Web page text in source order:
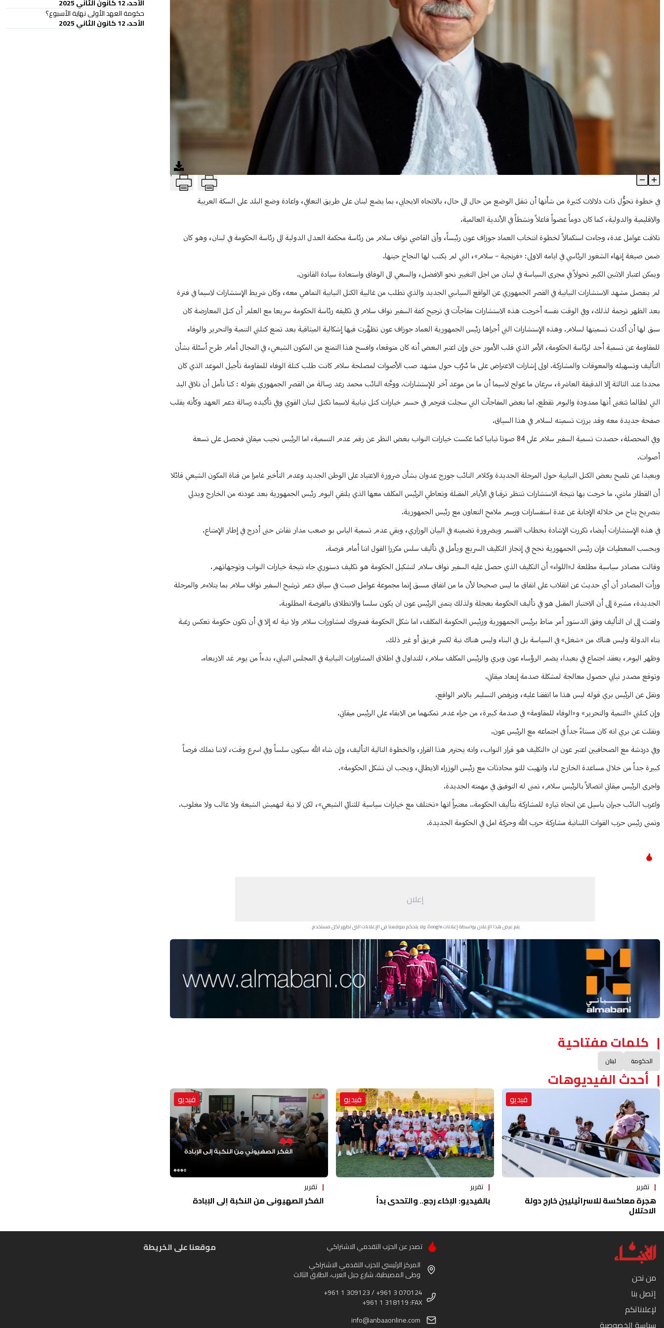
"الإثنين الكبير": نواف سلام رئيساً لحكومة الوفاق والتغيير T
Article Content
في خطوة تحوُّل ذات دلالات كثيرة من شأنها أن تنقل الوضع من حال الى حال، بالاتجاه الايجابي، بما يضع لبنان على طريق التعافي، واعادة وضع البلد على السكة العربية
والاقليمية والدولية، كما كان دوماً عضواً فاعلاً ونشطاً في الأندية العالمية.
تلاقت عوامل عدة، وجاءت استكمالاً لخطوة انتخاب العماد جوزاف عون رئيساً، وأتى القاضي نواف سلام من رئاسة محكمة العدل الدولية الى رئاسة الحكومة في لبنان، وهو كان
ضمن صيغة إنهاء الشغور الرئاسي في ايامه الاولى: «فرنجية – سلام»، التي لم يكتب لها النجاح حينها.
ويمكن اعتبار الاثنين الكبير تحولاً في مجرى السياسة في لبنان من اجل التغيير نحو الافضل، والسعي الى الوفاق واستعادة سيادة القانون.
لم ينفصل مشهد الاستشارات النيابية في القصر الجمهوري عن الواقع السياسي الجديد والذي تطلب من غالبية الكتل النيابية التماهي معه، وكان شريط الإستشارات لاسيما في فترة
بعد الظهر ترجمة لذلك، وفي الوقت نفسه أخرجت هذه الاستشارات مفاجآت في ترجيح كفة السفير نواف سلام في تكليفه رئاسة الحكومة سريعا مع العلم أن كتل المعارضة كان
سبق لها أن أكدت تسميتها لسلام. وهذه الإستشارات التي أجراها رئيس الجمهورية العماد جوزاف عون تظهَّرت فيها إشكالية الميثاقية بعد تمنع كتلتي التنمية والتحرير والوفاء
للمقاومة عن تسمية أحد لرئاسة الحكومة، الأمر الذي قلب الأمور حتى وإن اعتبر البعض أنه كان متوقعا، وافسح هذا التمنع من المكون الشيعي، في المجال أمام طرح أسئلة بشأن
التأليف وتسهيله والمعوقات والمشاركة. اولى إشارات الاعتراض على ما سُرِّب حول مشهد صب الأصوات لمصلحة سلام كانت طلب كتلة الوفاء للمقاومة تأجيل الموعد الذي كان
محددا عند الثالثة إلا الدقيقة العاشرة، سرعان ما عولج لاسيما أن ما من موعد آخر للإستشارات. ووجَّه النائب محمد رعد رسالة من القصر الجمهوري بقوله : كنا نأمل أن نلاقي اليد
التي لطالما تتغنى أنها ممدودة واليوم تقطع. اما بعض المفاجآت التي سجلت فترجم في حسم خيارات كتل نيابية لاسيما تكتل لبنان القوي وفي تأكيده رسالة دعم العهد وكأنه يقلب
صفحة جديدة معه وقد برزت تسميته لسلام في هذا السياق.
وفي المحصلة، حصدت تسمية السفير سلام على 84 صوتا نيابيا كما عكست خيارات النواب بغض النظر عن رقم عدم التسمية، اما الرئيس نجيب ميقاتي فحصل على تسعة
أصوات.
وبعيدا عن تلميح بعض الكتل النيابية حول المرحلة الجديدة وكلام النائب جورج عدوان بشأن ضرورة الاعتياد على الوطن الجديد وعدم التأخير غامزا من قناة المكون الشيعي قائلا
أن القطار ماشي. ما خرجت بها نتيجة الاستشارات تنتظر ترقبا في الأيام المقبلة وتعاطي الرئيس المكلف معها الذي يلتقي اليوم رئيس الجمهورية بعد عودته من الخارج ويدلي
بتصريح يتاح من خلاله الإجابة عن عدة استفسارات ورسم ملامح التعاون مع رئيس الجمهورية.
في هذه الإستشارات أيضا، تكررت الإشادة بخطاب القسم وبضرورة تضمينه في البيان الوزاري، وبقي عدم تسمية الياس بو صعب مدار نقاش حتى أدرج في إطار الإمتناع.
وبحسب المعطيات فإن رئيس الجمهورية نجح في إنجاز التكليف السريع ويأمل في تأليف سلس مكررا القول اننا أمام فرصة.
وقالت مصادر سياسية مطلعة لـ«اللواء» أن التكليف الذي حصل عليه السفير نواف سلام لتشكيل الحكومة هو تكليف دستوري جاء نتيجة خيارات النواب وتوجهاتهم.
ورأت المصادر أن أي حديث عن انقلاب على اتفاق ما ليس صحيحا لأن ما من اتفاق مسبق إنما مجموعة عوامل صبت في سياق دعم ترشيح السفير نواف سلام بما يتلاءم والمرحلة
الجديدة، مشيرة إلى أن الاختبار المقبل هو في تأليف الحكومة بعجلة ولذلك يتمنى الرئيس عون ان يكون سلسا والانطلاق بالفرصة المطلوبة.
ولفتت إلى ان التأليف وفق الدستور أمر مناط برئيس الجمهورية ورئيس الحكومة المكلف، اما شكل الحكومة فمتروك لمشاورات سلام ولا نية له إلا في أن تكون حكومة تعكس رغبة
بناء الدولة وليس هناك من «شغل» في السياسة بل في البناء وليس هناك نية لكسر فريق أو غير ذلك.
وظهر اليوم، يعقد اجتماع في بعبدا، يضم الرؤساء عون وبري والرئيس المكلف سلام، للتداول في اطلاق المشاورات النيابية في المجلس النيابي، بدءاً من يوم غد الاربعاء.
وتوقع مصدر نيابي حصول معالجة لمشكلة صدمة إبعاد ميقاتي.
ونقل عن الرئيس بري قوله ليس هذا ما اتفقنا عليه، ونرفض التسليم بالامر الواقع.
وإن كتلتي «التنمية والتحرير» و«الوفاء للمقاومة» في صدمة كبيرة، من جراء عدم تمكنهما من الابقاء على الرئيس ميقاتي.
ونقلت عن بري انه كان مستاءً جداً في اجتماعه مع الرئيس عون.
وفي دردشة مع الصحافيين اعتبر عون ان «التكليف هو قرار النواب، وانه يحترم هذا القرار، والخطوة التالية التأليف، وإن شاء الله سيكون سلساً وفي اسرع وقت، لاننا نملك فرصاً
كبيرة جداً من خلال مساعدة الخارج لنا، وانهيت للتو محادثات مع رئيس الوزراء الايطالي، ويجب ان تشكل الحكومة».
واجرى الرئيس ميقاتي اتصالاً بالرئيس سلام، تمنى له التوفيق في مهمته الجديدة.
واعرب النائب جبران باسيل عن اتجاه تياره للمشاركة بتأليف الحكومة.. معتبراً انها «تختلف مع خيارات سياسية للثنائي الشيعي»، لكن لا نية لتهميش الشيعة ولا غالب ولا مغلوب.
وتمنى رئيس حزب القوات اللبنانية مشاركة حزب الله وحركة امل في الحكومة الجديدة.
إعلان
يتم عرض هذا الإعلان بواسطة إعلانات Google، ولا يتحكم موقعنا في الإعلانات التي تظهر لكل مستخدم.
Advertisement Section
كلمات مفتاحية
الحكومة لبنان
أحدث الفيديوهات
فيديو
تقرير
هجرة معاكسة للاسرائيليين خارج دولة
الاحتلال
فيديو
تقرير
بالفيديو: الإخاء رجع.. والتحدي بدأ
فيديو
تقرير
الفكر الصهيوني من النكبة إلى الإبادة
الأحد، 12 كانون الثاني 2025
حكومة العهد الأولى نهاية الأسبوع؟
الأحد، 12 كانون الثاني 2025
من نحن
إتصل بنا
لإعلاناتكم
سياسة الخصوصية
تصدر عن الحزب التقدمي الاشتراكي
المركز الرئيسي للحزب التقدمي الاشتراكي
وطى المصيطبة، شارع جبل العرب، الطابق الثالث
+961 1 309123 / +961 3 070124
+961 1 318119 :FAX
info@anbaaonline.com
موقعنا على الخريطة